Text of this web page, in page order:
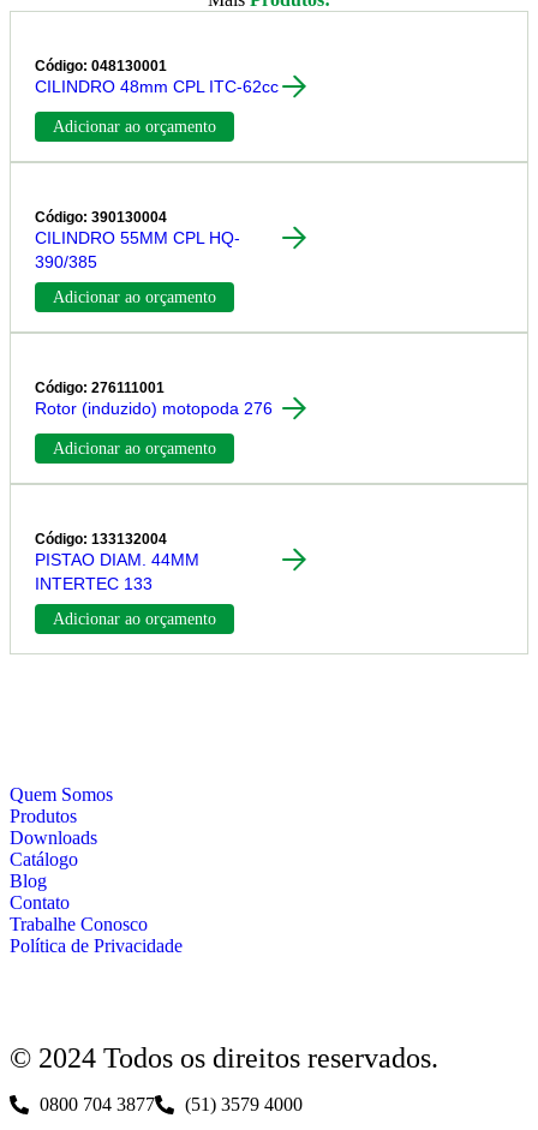
Código: 048130001
CILINDRO 48mm CPL ITC-62cc
Adicionar ao orçamento
Código: 390130004
CILINDRO 55MM CPL HQ-
390/385
Adicionar ao orçamento
Código: 276111001
Rotor (induzido) motopoda 276
Adicionar ao orçamento
Código: 133132004
PISTAO DIAM. 44MM
INTERTEC 133
Adicionar ao orçamento
Quem Somos
Produtos
Downloads
Catálogo
Blog
Contato
Trabalhe Conosco
Política de Privacidade
© 2024 Todos os direitos reservados.
0800 704 3877 (51) 3579 4000